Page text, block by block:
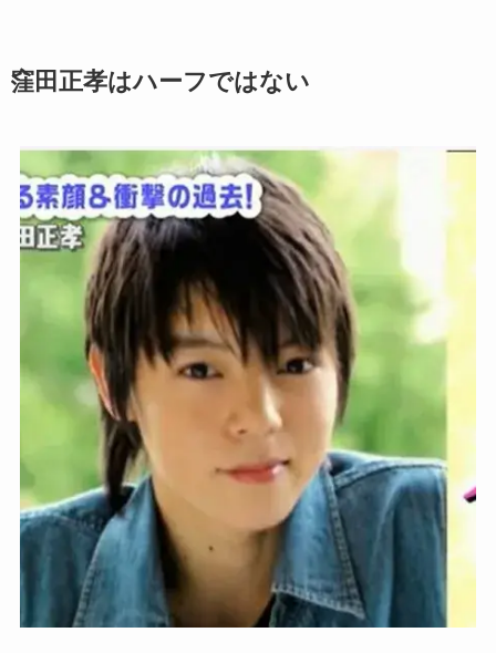
窪田正孝はハーフではない